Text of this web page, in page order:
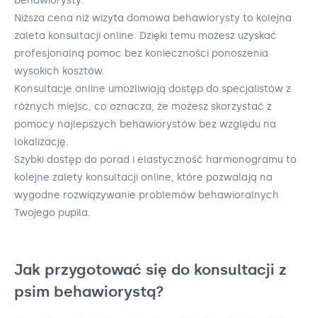
Niższa cena niż wizyta domowa behawiorysty to kolejna
zaleta konsultacji online. Dzięki temu możesz uzyskać
profesjonalną pomoc bez konieczności ponoszenia
wysokich kosztów.
Konsultacje online umożliwiają dostęp do specjalistów z
różnych miejsc, co oznacza, że możesz skorzystać z
pomocy najlepszych behawiorystów bez względu na
lokalizację.
Szybki dostęp do porad i elastyczność harmonogramu to
kolejne zalety konsultacji online, które pozwalają na
wygodne rozwiązywanie problemów behawioralnych
Twojego pupila.
Jak przygotować się do konsultacji z
psim behawiorystą?